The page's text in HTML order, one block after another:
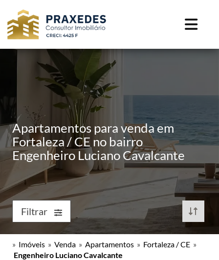
Apartamentos para venda em
Fortaleza / CE no bairro
Engenheiro Luciano Cavalcante
Filtrar
» Imóveis » Venda » Apartamentos » Fortaleza / CE »
Engenheiro Luciano Cavalcante